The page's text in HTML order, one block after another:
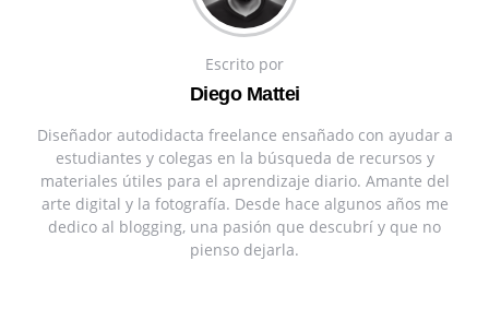
Escrito por
Diego Mattei
Diseñador autodidacta freelance ensañado con ayudar a
estudiantes y colegas en la búsqueda de recursos y
materiales útiles para el aprendizaje diario. Amante del
arte digital y la fotografía. Desde hace algunos años me
dedico al blogging, una pasión que descubrí y que no
pienso dejarla.